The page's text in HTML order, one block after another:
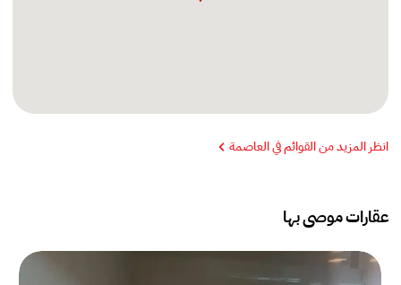
انظر المزيد من القوائم في العاصمة
عقارات موصى بها